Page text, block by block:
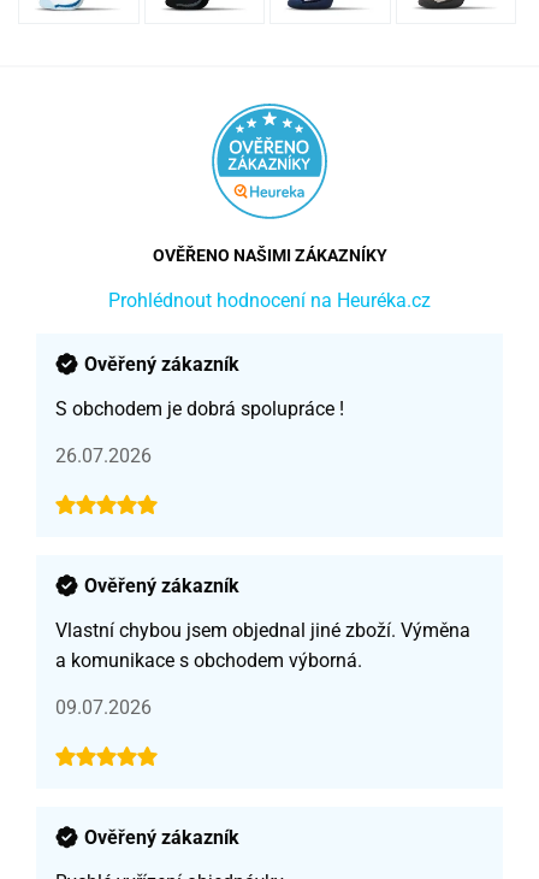
OVĚŘENO NAŠIMI ZÁKAZNÍKY
Prohlédnout hodnocení na Heuréka.cz
Ověřený zákazník
S obchodem je dobrá spolupráce !
26.07.2026
Ověřený zákazník
Vlastní chybou jsem objednal jiné zboží. Výměna
a komunikace s obchodem výborná.
09.07.2026
Ověřený zákazník